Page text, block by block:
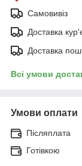
Самовивіз
Доставка
Доставка
Всі умови
Умови оплати
Післяплата
Готівкою